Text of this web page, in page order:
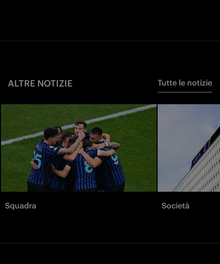
ALTRE NOTIZIE Tutte le notizie
Squadra Società